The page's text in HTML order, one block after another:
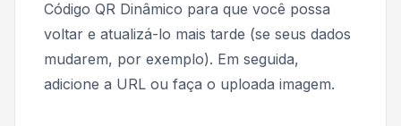
Código QR Dinâmico para que você possa
voltar e atualizá-lo mais tarde (se seus dados
mudarem, por exemplo). Em seguida,
adicione a URL ou faça o uploada imagem.